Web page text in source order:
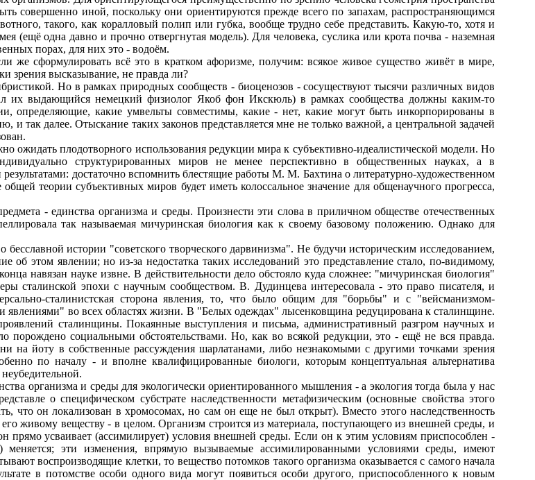
совершенно иной, поскольку они ориентируются прежде всего по запахам, распространяющимся
такого, как коралловый полип или губка, вообще трудно себе представить. Какую-то, хотя и
(ещё одна давно и прочно отвергнутая модель). Для человека, суслика или крота почва - наземная
порах, для них это - водоём.
же сформулировать всё это в кратком афоризме, получим: всякое живое существо живёт в мире,
зрения высказывание, не правда ли?
Но в рамках природных сообществ - биоценозов - сосуществуют тысячи различных видов
их выдающийся немецкий физиолог Якоб фон Икскюль) в рамках сообщества должны каким-то
определяющие, какие умвельты совместимы, какие - нет, какие могут быть инкорпорированы в
так далее. Отыскание таких законов представляется мне не только важной, а центральной задачей
плодотворного использования редукции мира к субъективно-идеалистической модели. Но
структурированных миров не менее перспективно в общественных науках, а в
достаточно вспомнить блестящие работы М. М. Бахтина о литературно-художественном
теории субъективных миров будет иметь колоссальное значение для общенаучного прогресса,
- единства организма и среды. Произнести эти слова в приличном обществе отечественных
так называемая мичуринская биология как к своему базовому положению. Однако для
истории "советского творческого дарвинизма". Не будучи историческим исследованием,
этом явлении; но из-за недостатка таких исследований это представление стало, по-видимому,
навязан науке извне. В действительности дело обстояло куда сложнее: "мичуринская биология"
сталинской эпохи с научным сообществом. В. Дудинцева интересовала - это право писателя, и
сталинистская сторона явления, то, что было общим для "борьбы" и с "вейсманизмом-
во всех областях жизни. В "Белых одеждах" лысенковщина редуцирована к сталинщине.
сталинщины. Покаянные выступления и письма, административный разгром научных и
порождено социальными обстоятельствами. Но, как во всякой редукции, это - ещё не вся правда.
на йоту в собственные рассуждения шарлатанами, либо незнакомыми с другими точками зрения
по началу - и вполне квалифицированные биологи, которым концептуальная альтернатива
организма и среды для экологически ориентированного мышления - а экология тогда была у нас
о специфическом субстрате наследственности метафизическим (основные свойства этого
что он локализован в хромосомах, но сам он еще не был открыт). Вместо этого наследственность
живому веществу - в целом. Организм строится из материала, поступающего из внешней среды, и
прямо усваивает (ассимилирует) условия внешней среды. Если он к этим условиям приспособлен -
эти изменения, впрямую вызываемые ассимилированными условиями среды, имеют
воспроизводящие клетки, то вещество потомков такого организма оказывается с самого начала
в потомстве особи одного вида могут появиться особи другого, приспособленного к новым